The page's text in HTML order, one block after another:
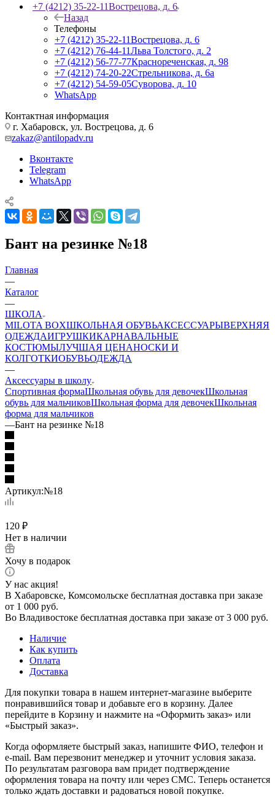
+7 (4212) 35-22-11Вострецова, д. 6
Назад
Телефоны
+7 (4212) 35-22-11Вострецова, д. 6
+7 (4212) 76-44-11Льва Толстого, д. 2
+7 (4212) 56-77-77Краснореченская, д. 98
+7 (4212) 74-20-22Стрельникова, д. 6а
+7 (4212) 54-59-05Суворова, д. 10
WhatsApp
Контактная информация
г. Хабаровск, ул. Вострецова, д. 6
zakaz@antilopadv.ru
Вконтакте
Telegram
WhatsApp
Бант на резинке №18
Главная
—
Каталог
—
ШКОЛА
MILOTA BOXШКОЛЬНАЯ ОБУВЬАКСЕССУАРЫВЕРХНЯЯ
ОДЕЖДАИГРУШКИКАРНАВАЛЬНЫЕ
КОСТЮМЫЛУЧШАЯ ЦЕНАНОСКИ И
КОЛГОТКИОБУВЬОДЕЖДА
—
Аксессуары в школу
Спортивная формаШкольная обувь для девочекШкольная
обувь для мальчиковШкольная форма для девочекШкольная
форма для мальчиков
—Бант на резинке №18
Артикул:№18
120 ₽
Нет в наличии
Хочу в подарок
У нас акция!
В Хабаровске, Комсомольске бесплатная доставка при заказе
от 1 000 руб.
Во Владивостоке бесплатная доставка при заказе от 3 000 руб.
Наличие
Как купить
Оплата
Доставка
Для покупки товара в нашем интернет-магазине выберите
понравившийся товар и добавьте его в корзину. Далее
перейдите в Корзину и нажмите на «Оформить заказ» или
«Быстрый заказ».
Когда оформляете быстрый заказ, напишите ФИО, телефон и
e-mail. Вам перезвонит менеджер и уточнит условия заказа.
По результатам разговора вам придет подтверждение
оформления товара на почту или через СМС. Теперь останется
только ждать доставки и радоваться новой покупке.